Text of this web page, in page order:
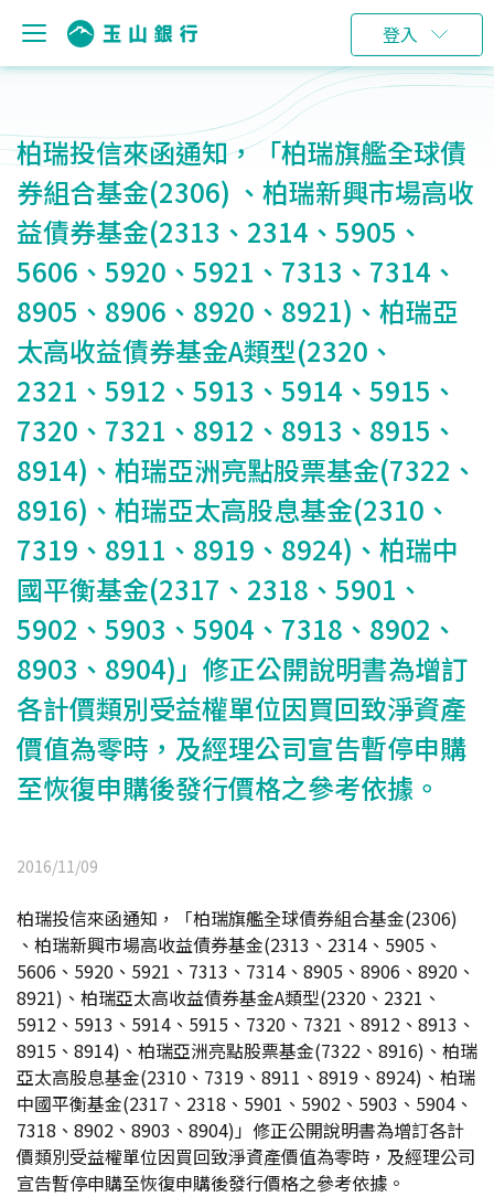
登入
柏瑞投信來函通知，「柏瑞旗艦全球債
券組合基金(2306) 、柏瑞新興市場高收
益債券基金(2313、2314、5905、
5606、5920、5921、7313、7314、
8905、8906、8920、8921)、柏瑞亞
太高收益債券基金A類型(2320、
2321、5912、5913、5914、5915、
7320、7321、8912、8913、8915、
8914)、柏瑞亞洲亮點股票基金(7322、
8916)、柏瑞亞太高股息基金(2310、
7319、8911、8919、8924)、柏瑞中
國平衡基金(2317、2318、5901、
5902、5903、5904、7318、8902、
8903、8904)」修正公開說明書為增訂
各計價類別受益權單位因買回致淨資產
價值為零時，及經理公司宣告暫停申購
至恢復申購後發行價格之參考依據。
2016/11/09
柏瑞投信來函通知，「柏瑞旗艦全球債券組合基金(2306)
、柏瑞新興市場高收益債券基金(2313、2314、5905、
5606、5920、5921、7313、7314、8905、8906、8920、
8921)、柏瑞亞太高收益債券基金A類型(2320、2321、
5912、5913、5914、5915、7320、7321、8912、8913、
8915、8914)、柏瑞亞洲亮點股票基金(7322、8916)、柏瑞
亞太高股息基金(2310、7319、8911、8919、8924)、柏瑞
中國平衡基金(2317、2318、5901、5902、5903、5904、
7318、8902、8903、8904)」修正公開說明書為增訂各計
價類別受益權單位因買回致淨資產價值為零時，及經理公司
宣告暫停申購至恢復申購後發行價格之參考依據。